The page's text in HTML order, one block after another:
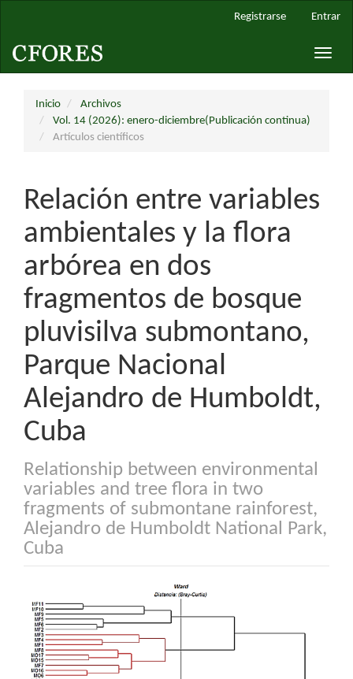
principal
Barra
Registrarse Entrar
Toggle
Inicio
Archivos
Vol. 14 (2026): enero-diciembre(Publicación continua)
Artículos científicos
Relación entre variables
ambientales y la flora
arbórea en dos
fragmentos de bosque
pluvisilva submontano,
Parque Nacional
Alejandro de Humboldt,
Cuba
Relationship between environmental
variables and tree flora in two
fragments of submontane rainforest,
Alejandro de Humboldt National Park,
Cuba
Barra
lateral
del